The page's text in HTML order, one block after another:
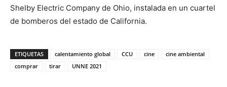
Shelby Electric Company de Ohio, instalada en un cuartel
de bomberos del estado de California.
ETIQUETAS calentamiento global CCU cine
cine ambiental
comprar
tirar UNNE 2021